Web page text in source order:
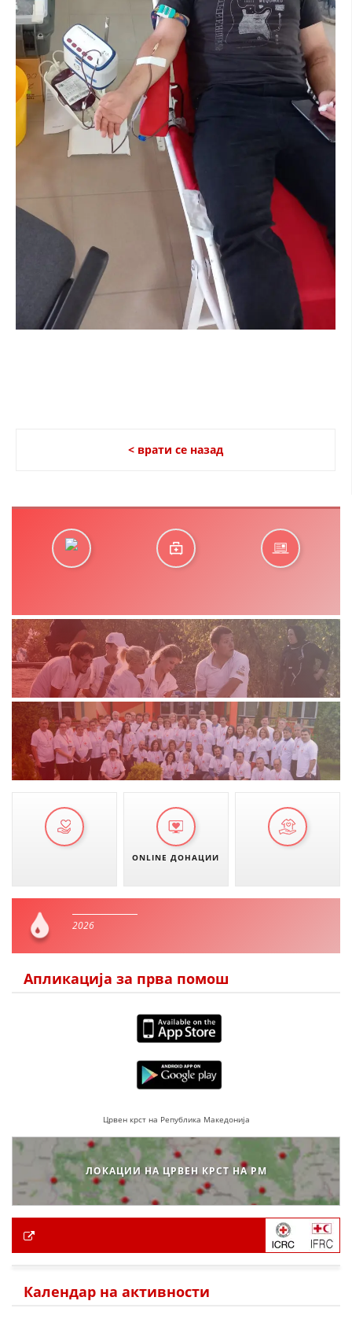
< врати се назад
ONLINE ДОНАЦИИ
2026
Апликација за прва помош
Црвен крст на Република Македонија
ЛОКАЦИИ НА ЦРВЕН КРСТ НА РМ
Календар на активности